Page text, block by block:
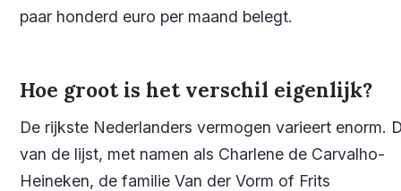
paar honderd euro per maand belegt.
Hoe groot is het verschil eigenlijk?
De rijkste Nederlanders vermogen varieert enorm.
van de lijst, met namen als Charlene de Carvalho-
Heineken, de familie Van der Vorm of Frits